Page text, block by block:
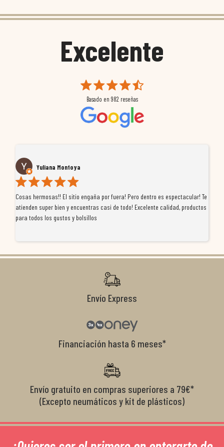
Excelente
Basado en 982 reseñas
Yuliana Montoya
Cosas hermosas!! El sitio engaña por fuera! Pero dentro es espectacular! Te
atienden super bien y encuentras casi de todo! Excelente calidad, productos
para todos los gustos y bolsillos
Envío Express
Financiación hasta 6 meses*
Envío gratuito en compras superiores a 79€*
(Excepto neumáticos y kit de plásticos)